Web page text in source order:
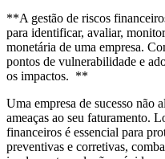
**A gestão de riscos
para identificar, avaliar,
monetária de uma empresa.
pontos de vulnerabilidade e
os impactos. **
Uma empresa de sucesso não
ameaças ao seu faturamento.
financeiros é essencial para
preventivas e corretivas,